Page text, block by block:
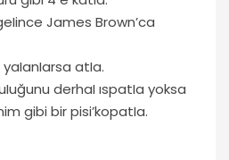
James Brown’ca
atIa.
derhaI ıspatIa yoksa
gibi bir pisi’kopatIa.